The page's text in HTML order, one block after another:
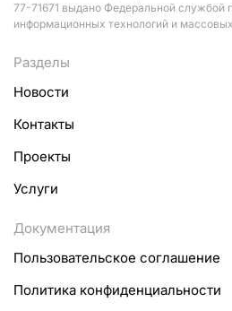
77-71671 выдано Федеральной службой
информационных технологий и
Разделы
Новости
Контакты
Проекты
Услуги
Документация
Пользовательское соглашение
Политика конфиденциальности